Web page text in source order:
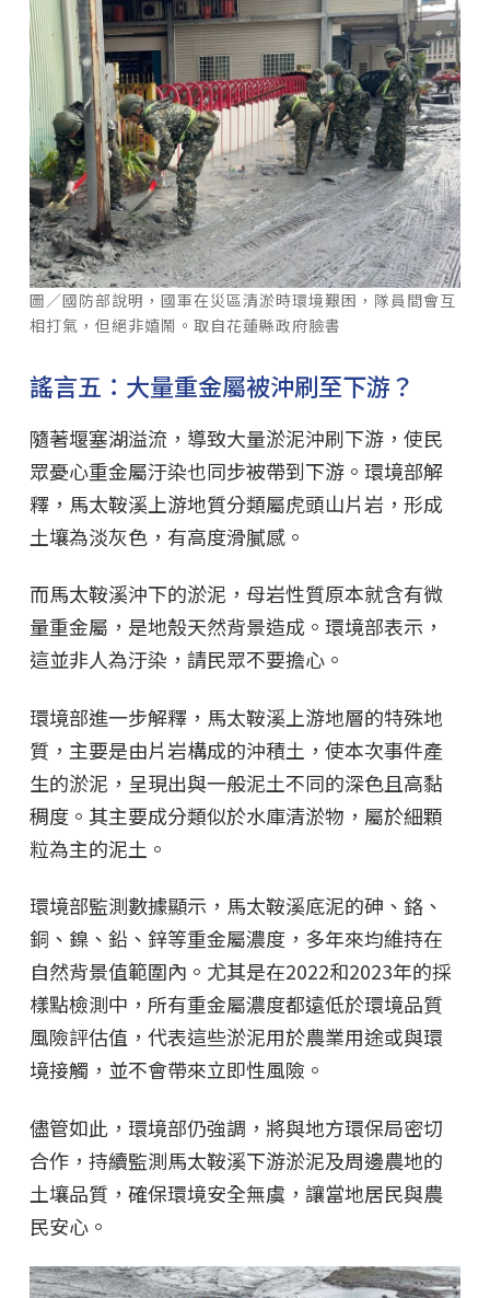
圖／國防部說明，國軍在災區清淤時環境艱困，隊員間會互
相打氣，但絕非嬉鬧。取自花蓮縣政府臉書
謠言五：大量重金屬被沖刷至下游？
隨著堰塞湖溢流，導致大量淤泥沖刷下游，使民
眾憂心重金屬汙染也同步被帶到下游。環境部解
釋，馬太鞍溪上游地質分類屬虎頭山片岩，形成
土壤為淡灰色，有高度滑膩感。
而馬太鞍溪沖下的淤泥，母岩性質原本就含有微
量重金屬，是地殼天然背景造成。環境部表示，
這並非人為汙染，請民眾不要擔心。
環境部進一步解釋，馬太鞍溪上游地層的特殊地
質，主要是由片岩構成的沖積土，使本次事件產
生的淤泥，呈現出與一般泥土不同的深色且高黏
稠度。其主要成分類似於水庫清淤物，屬於細顆
粒為主的泥土。
環境部監測數據顯示，馬太鞍溪底泥的砷、鉻、
銅、鎳、鉛、鋅等重金屬濃度，多年來均維持在
自然背景值範圍內。尤其是在2022和2023年的採
樣點檢測中，所有重金屬濃度都遠低於環境品質
風險評估值，代表這些淤泥用於農業用途或與環
境接觸，並不會帶來立即性風險。
儘管如此，環境部仍強調，將與地方環保局密切
合作，持續監測馬太鞍溪下游淤泥及周邊農地的
土壤品質，確保環境安全無虞，讓當地居民與農
民安心。